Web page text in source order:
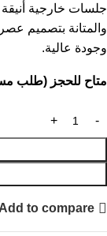
جلسات خارجية
والمتانة بتصميم
وجودة عالية.
متاح للحجز (طلب
Add to compare